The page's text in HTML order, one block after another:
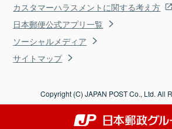
カスタマーハラスメントに関する考え方
日本郵便公式アプリ一覧
ソーシャルメディア
サイトマップ
Copyright (C) JAPAN POST Co., Ltd. All